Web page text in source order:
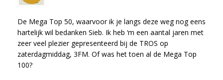
De Mega Top 50, waarvoor ik je langs deze weg nog eens
hartelijk wil bedanken Sieb. Ik heb ‘m een aantal jaren met
zeer veel plezier gepresenteerd bij de TROS op
zaterdagmiddag, 3FM. Of was het toen al de Mega Top
100?